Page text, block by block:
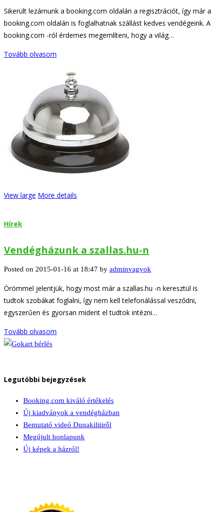
Sikerült lezárnunk a booking.com oldalán a regisztrációt, így már a
booking.com oldalán is foglalhatnak szállást kedves vendégeink. A
booking.com -ról érdemes megemlíteni, hogy a világ…
Tovább olvasom
View large More details
Hírek
Vendégházunk a szallas.hu-n
Posted on 2015-01-16 at 18:47 by adminvagyok
Örömmel jelentjük, hogy most már a szallas.hu -n keresztül is
tudtok szobákat foglalni, így nem kell telefonálással vesződni,
egyszerűen és gyorsan mident el tudtok intézni…
Tovább olvasom
Legutóbbi bejegyzések
Booking.com kiváló értékelés
Új kiadványok a vendégházban
Bemutató videó Dunakilitiről
Megújult honlapunk
Új képek a házról!